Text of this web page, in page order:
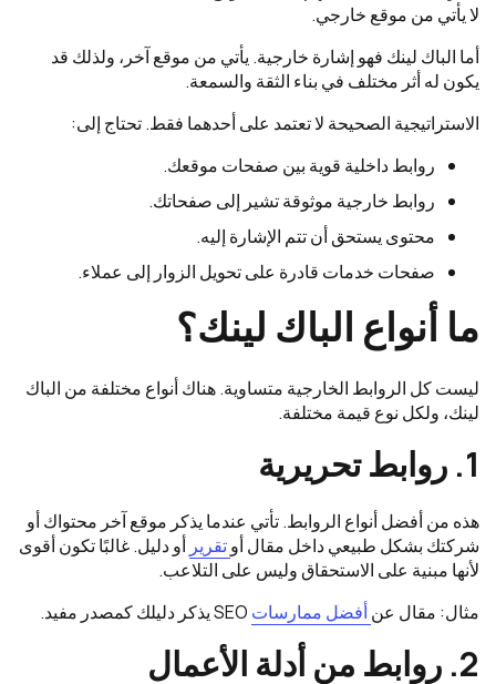
لا يأتي من موقع خارجي.
أما الباك لينك فهو إشارة خارجية. يأتي من موقع آخر، ولذلك قد
يكون له أثر مختلف في بناء الثقة والسمعة.
الاستراتيجية الصحيحة لا تعتمد على أحدهما فقط. تحتاج إلى:
روابط داخلية قوية بين صفحات موقعك.
روابط خارجية موثوقة تشير إلى صفحاتك.
محتوى يستحق أن تتم الإشارة إليه.
صفحات خدمات قادرة على تحويل الزوار إلى عملاء.
ما أنواع الباك لينك؟
ليست كل الروابط الخارجية متساوية. هناك أنواع مختلفة من الباك
لينك، ولكل نوع قيمة مختلفة.
1. روابط تحريرية
هذه من أفضل أنواع الروابط. تأتي عندما يذكر موقع آخر محتواك أو
شركتك بشكل طبيعي داخل مقال أوتقرير أو دليل. غالبًا تكون أقوى
لأنها مبنية على الاستحقاق وليس على التلاعب.
مثال: مقال عنأفضل ممارسات
2. روابط من أدلة الأعمال